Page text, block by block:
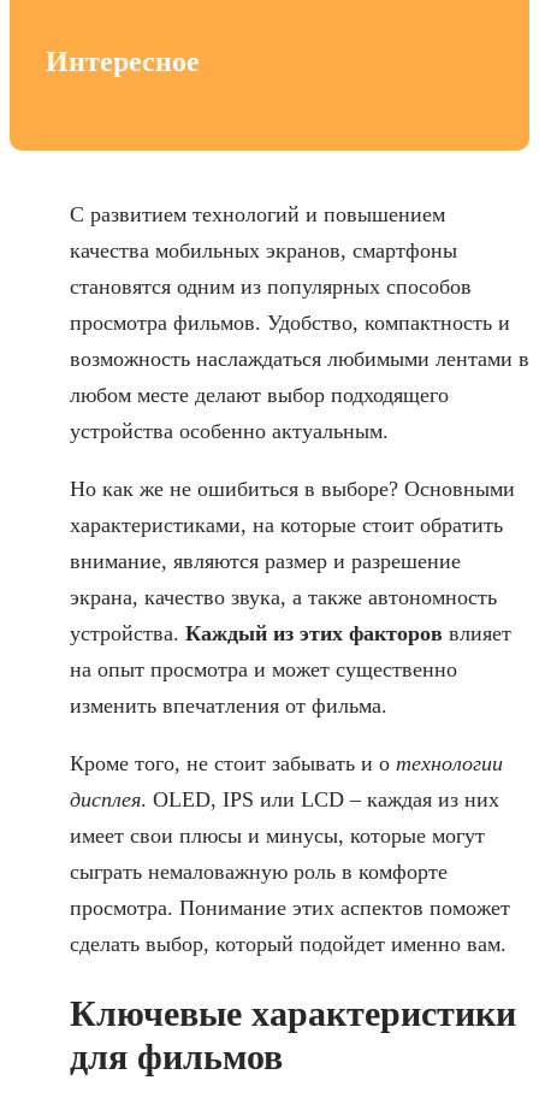
Интересное
С развитием технологий и повышением
качества мобильных экранов, смартфоны
становятся одним из популярных способов
просмотра фильмов. Удобство, компактность и
возможность наслаждаться любимыми лентами в
любом месте делают выбор подходящего
устройства особенно актуальным.
Но как же не ошибиться в выборе? Основными
характеристиками, на которые стоит обратить
внимание, являются размер и разрешение
экрана, качество звука, а также автономность
устройства. Каждый из этих факторов влияет
на опыт просмотра и может существенно
изменить впечатления от фильма.
Кроме того, не стоит забывать и о технологии
дисплея. OLED, IPS или LCD – каждая из них
имеет свои плюсы и минусы, которые могут
сыграть немаловажную роль в комфорте
просмотра. Понимание этих аспектов поможет
сделать выбор, который подойдет именно вам.
Ключевые характеристики
для фильмов